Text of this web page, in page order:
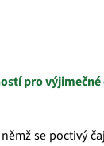
pro
se poctivý